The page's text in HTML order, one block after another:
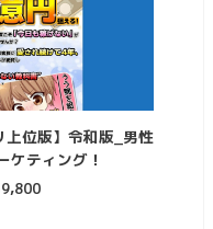
上位版】令和版_男性
ケティング！